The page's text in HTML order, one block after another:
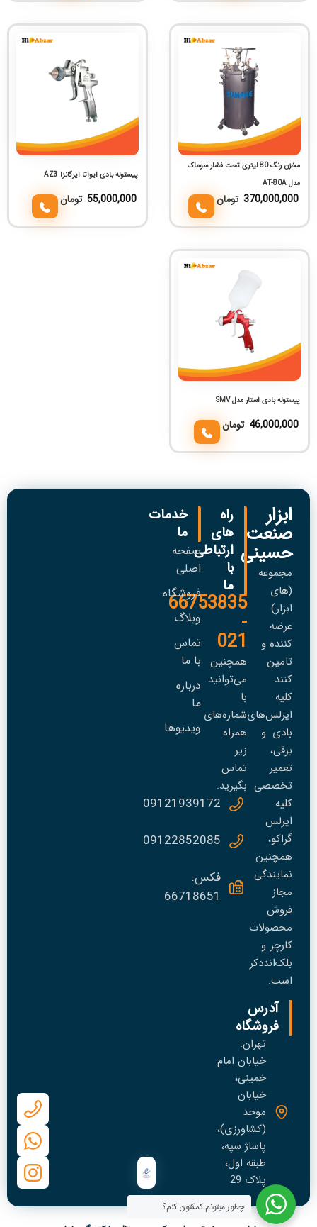
مخزن رنگ 80 لیتری تحت فشار سوماک
مدل AT-80A
370,000,000 تومان
پیستوله بادی ایواتا ایرگانزا AZ3
55,000,000 تومان
پیستوله بادی استار مدل SMV
46,000,000 تومان
ابزار
صنعت
حسینی
مجموعه
(های
ابزار)
عرضه
کننده و
تامین
کنند
کلیه
ایرلس‌های
بادی و
برقی،
تعمير
تخصصی
کلیه
ایرلس
گراکو،
همچنین
نمایندگی
مجاز
فروش
محصولات
کارچر و
بلک‌انددکر
است.
آدرس
فروشگاه
تهران:
خیابان امام
خمینی،
خیابان
موحد
(کشاورزی)،
پاساژ سپه،
طبقه اول،
پلاک 29
راه
های
ارتباطی
با
ما
66753835
-
021
همچنین
می‌توانید
با
شماره‌های
همراه
زیر
تماس
بگیرید.
09121939172
09122852085
فکس:
66718651
خدمات
ما
صفحه
اصلی
فروشگاه
وبلاگ
تماس
با ما
درباره
ما
ویدیوها
چطور میتونم کمکتون کنم؟